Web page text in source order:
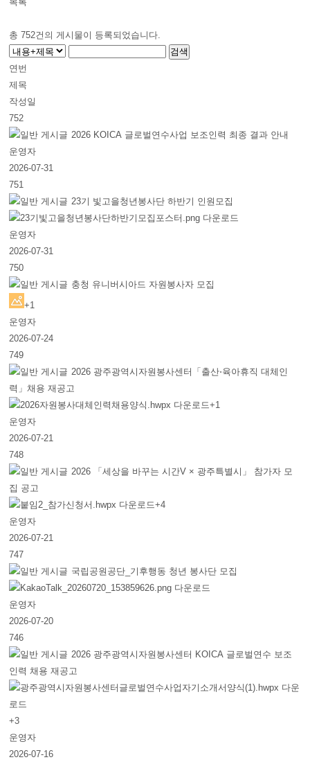
총752건의 게시물이 등록되었습니다.
연번
제목
작성일
752
2026 KOICA 글로벌연수사업 보조인력 최종 결과 안내
운영자
2026-07-31
751
23기 빛고을청년봉사단 하반기 인원모집
운영자
2026-07-31
750
충청 유니버시아드 자원봉사자 모집
+1
운영자
2026-07-24
749
2026 광주광역시자원봉사센터「출산⋅육아휴직 대체인
력」채용 재공고
+1
운영자
2026-07-21
748
2026 「세상을 바꾸는 시간V × 광주특별시」 참가자 모
집 공고
+4
운영자
2026-07-21
747
국립공원공단_기후행동 청년 봉사단 모집
운영자
2026-07-20
746
2026 광주광역시자원봉사센터 KOICA 글로벌연수 보조
인력 채용 재공고
+3
운영자
2026-07-16